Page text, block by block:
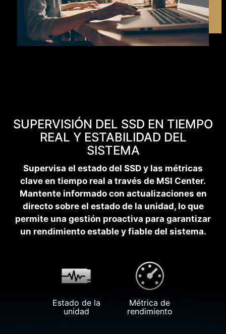
SUPERVISIÓN DEL SSD EN TIEMPO
REAL Y ESTABILIDAD DEL
SISTEMA
Supervisa el estado del SSD y las métricas
clave en tiempo real a través de MSI Center.
Mantente informado con actualizaciones en
directo sobre el estado de la unidad, lo que
permite una gestión proactiva para garantizar
un rendimiento estable y fiable del sistema.
Estado de la
unidad
Métrica de
rendimiento